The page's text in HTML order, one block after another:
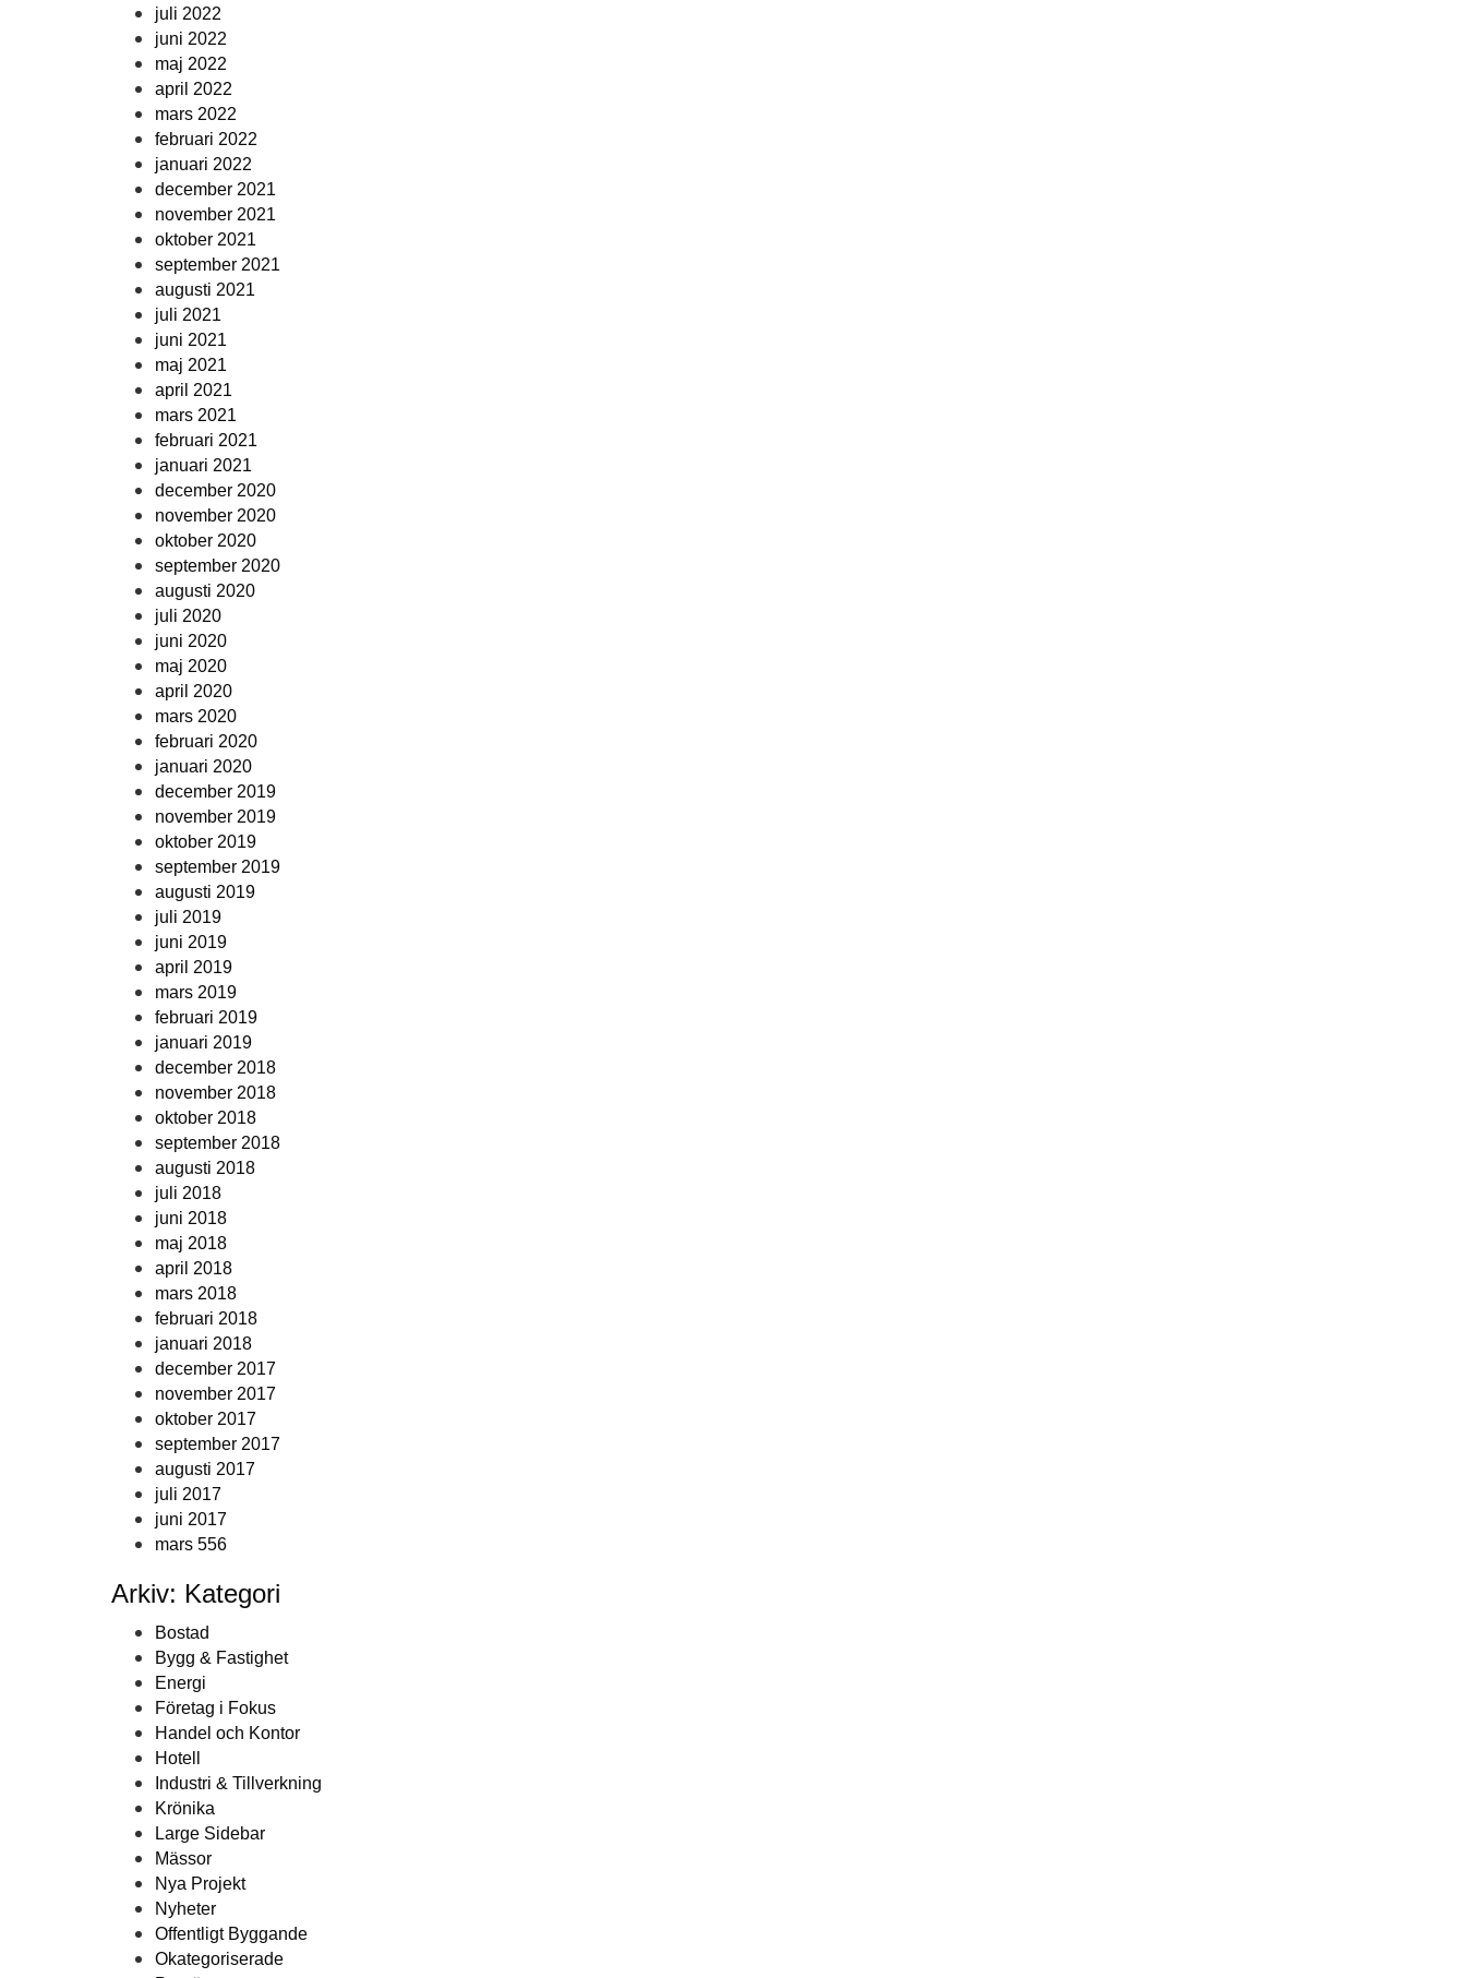
juli 2022
juni 2022
maj 2022
april 2022
mars 2022
februari 2022
januari 2022
december 2021
november 2021
oktober 2021
september 2021
augusti 2021
juli 2021
juni 2021
maj 2021
april 2021
mars 2021
februari 2021
januari 2021
december 2020
november 2020
oktober 2020
september 2020
augusti 2020
juli 2020
juni 2020
maj 2020
april 2020
mars 2020
februari 2020
januari 2020
december 2019
november 2019
oktober 2019
september 2019
augusti 2019
juli 2019
juni 2019
april 2019
mars 2019
februari 2019
januari 2019
december 2018
november 2018
oktober 2018
september 2018
augusti 2018
juli 2018
juni 2018
maj 2018
april 2018
mars 2018
februari 2018
januari 2018
december 2017
november 2017
oktober 2017
september 2017
augusti 2017
juli 2017
juni 2017
mars 556
Arkiv: Kategori
Bostad
Bygg & Fastighet
Energi
Företag i Fokus
Handel och Kontor
Hotell
Industri & Tillverkning
Krönika
Large Sidebar
Mässor
Nya Projekt
Nyheter
Offentligt Byggande
Okategoriserade